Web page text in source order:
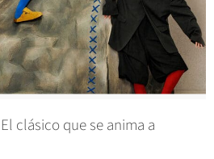
El clásico que se anima a